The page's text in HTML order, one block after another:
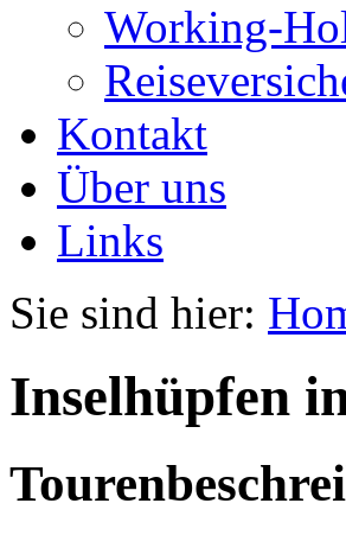
Working-
Kontakt
Über uns
Links
Sie sind hier:
Inselhüpfen